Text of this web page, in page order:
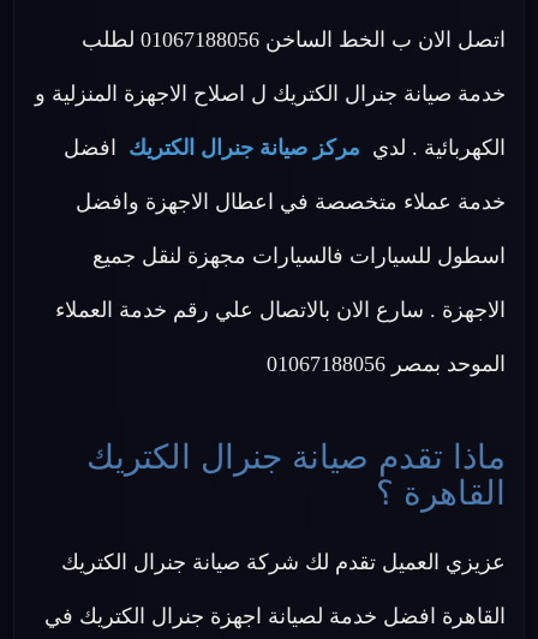
اتصل الان ب الخط الساخن 01067188056 لطلب
خدمة صيانة جنرال الكتريك ل اصلاح الاجهزة المنزلية و
الكهربائية . لدي مركز صيانة جنرال الكتريك افضل
خدمة عملاء متخصصة في اعطال الاجهزة وافضل
اسطول للسيارات فالسيارات مجهزة لنقل جميع
الاجهزة . سارع الان بالاتصال علي رقم خدمة العملاء
الموحد بمصر 01067188056
ماذا تقدم صيانة جنرال الكتريك
القاهرة ؟
عزيزي العميل تقدم لك شركة صيانة جنرال الكتريك
القاهرة افضل خدمة لصيانة اجهزة جنرال الكتريك في